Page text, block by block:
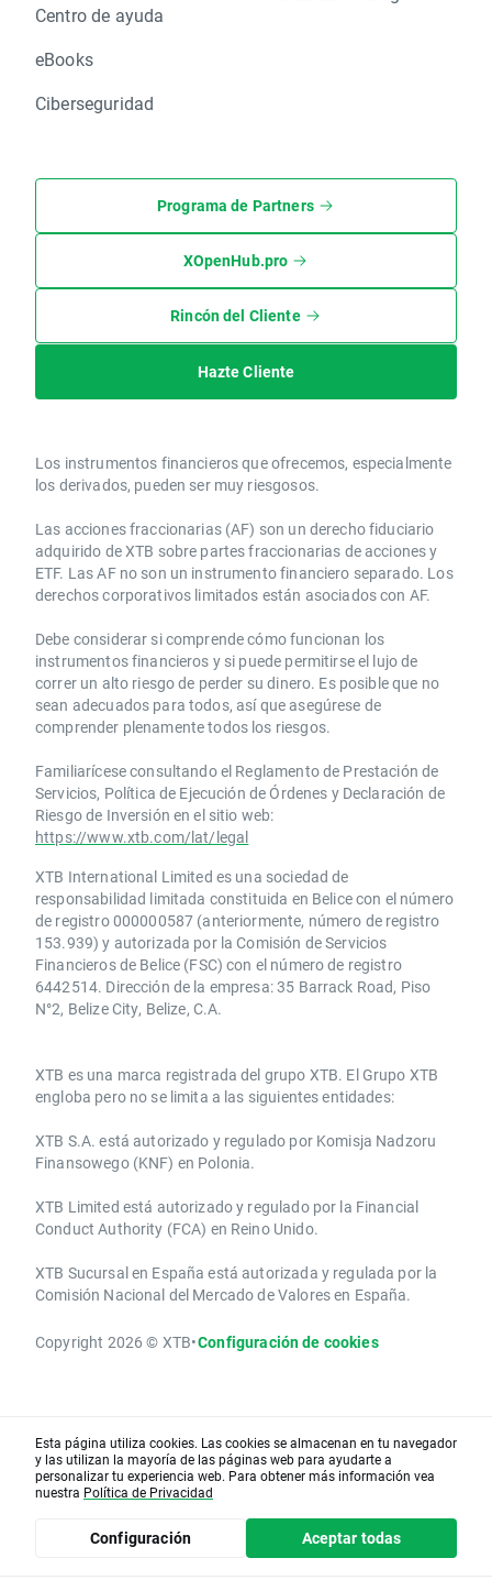
Centro de ayuda
eBooks
Ciberseguridad
Programa de Partners
XOpenHub.pro
Rincón del Cliente
Hazte Cliente
Los instrumentos financieros que ofrecemos, especialmente
los derivados, pueden ser muy riesgosos.
Las acciones fraccionarias (AF) son un derecho fiduciario
adquirido de XTB sobre partes fraccionarias de acciones y
ETF. Las AF no son un instrumento financiero separado. Los
derechos corporativos limitados están asociados con AF.
Debe considerar si comprende cómo funcionan los
instrumentos financieros y si puede permitirse el lujo de
correr un alto riesgo de perder su dinero. Es posible que no
sean adecuados para todos, así que asegúrese de
comprender plenamente todos los riesgos.
Familiarícese consultando el Reglamento de Prestación de
Servicios, Política de Ejecución de Órdenes y Declaración de
Riesgo de Inversión en el sitio web:
https://www.xtb.com/lat/legal
XTB International Limited es una sociedad de
responsabilidad limitada constituida en Belice con el número
de registro 000000587 (anteriormente, número de registro
153.939) y autorizada por la Comisión de Servicios
Financieros de Belice (FSC) con el número de registro
6442514. Dirección de la empresa: 35 Barrack Road, Piso
N°2, Belize City, Belize, C.A.
​​XTB es una marca registrada del grupo XTB. El Grupo XTB
engloba pero no se limita a las siguientes entidades:
XTB S.A.​ está autorizado y regulado por Komisja Nadzoru
Finansowego (KNF) ​en Polonia.
XTB Limited ​está autorizado y regulado por la ​Financial
Conduct Authority ​(FCA) en ​​Reino Unido.
XTB Sucursal en España está autorizada y regulada por la
Comisión Nacional del Mercado de Valores en España.
Copyright 2026 © XTB•Configuración de cookies
Esta página utiliza cookies. Las cookies se almacenan en tu navegador
y las utilizan la mayoría de las páginas web para ayudarte a
personalizar tu experiencia web. Para obtener más información vea
nuestra Política de Privacidad
Configuración Aceptar todas